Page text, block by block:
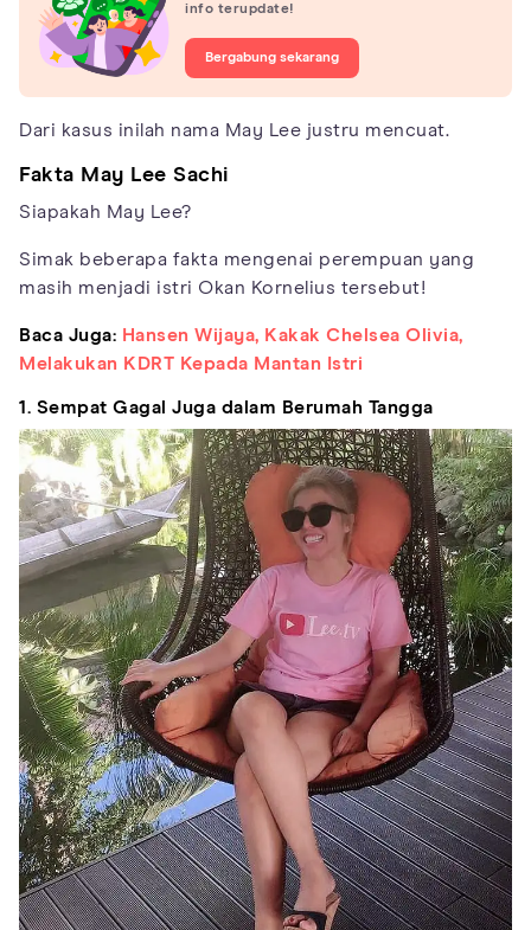
info terupdate!
Bergabung sekarang
Dari kasus inilah nama May Lee justru mencuat.
Fakta May Lee Sachi
Siapakah May Lee?
Simak beberapa fakta mengenai perempuan yang
masih menjadi istri Okan Kornelius tersebut!
Baca Juga: Hansen Wijaya, Kakak Chelsea Olivia,
Melakukan KDRT Kepada Mantan Istri
1. Sempat Gagal Juga dalam Berumah Tangga